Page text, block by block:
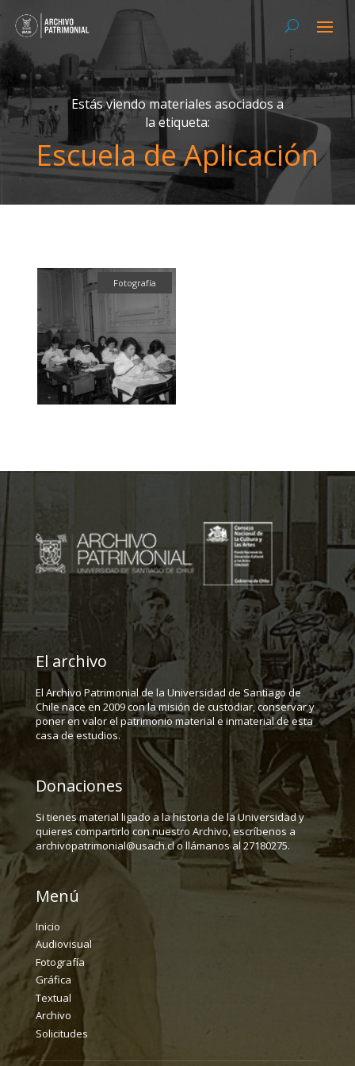
Estás viendo materiales asociados a
la etiqueta:
Escuela de Aplicación
Fotografía
El archivo
El Archivo Patrimonial de la Universidad de Santiago de
Chile nace en 2009 con la misión de custodiar, conservar y
poner en valor el patrimonio material e inmaterial de esta
casa de estudios.
Donaciones
Si tienes material ligado a la historia de la Universidad y
quieres compartirlo con nuestro Archivo, escríbenos a
archivopatrimonial@usach.cl o llámanos al 27180275.
Menú
Inicio
Audiovisual
Fotografía
Gráfica
Textual
Archivo
Solicitudes